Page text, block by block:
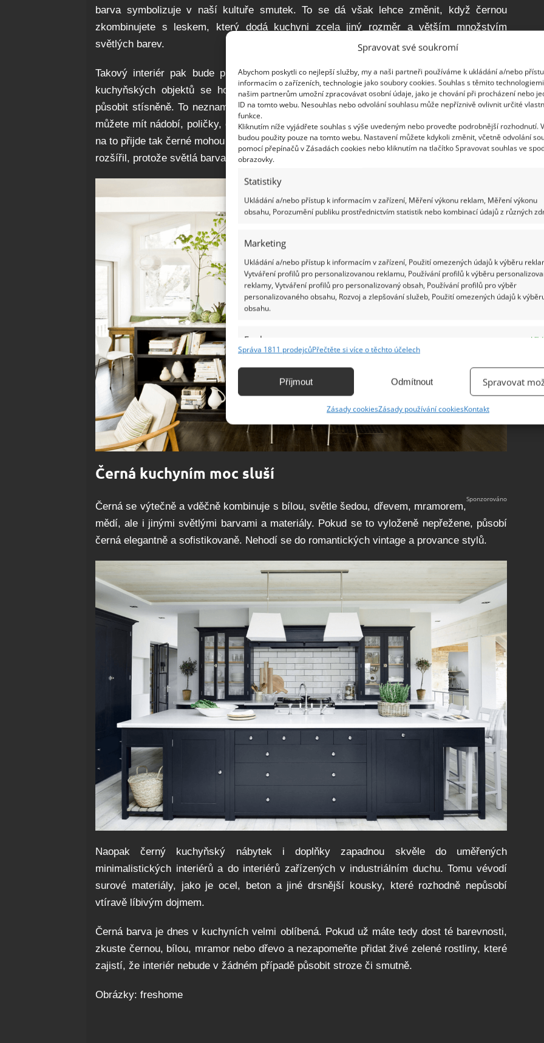
Spravovat své soukromí
Abychom poskytli co nejlepší služby, my a naši partneři používáme k ukládání a/nebo
informacím o zařízeních, technologie jako soubory cookies. Souhlas s těmito
našim partnerům umožní zpracovávat osobní údaje, jako je chování při procházení nebo
ID na tomto webu. Nesouhlas nebo odvolání souhlasu může nepříznivě ovlivnit určité
funkce.
Kliknutím níže vyjádřete souhlas s výše uvedeným nebo proveďte podrobnější rozhodnutí.
budou použity pouze na tomto webu. Nastavení můžete kdykoli změnit, včetně odvolání
pomocí přepínačů v Zásadách cookies nebo kliknutím na tlačítko Spravovat souhlas ve
obrazovky.
Statistiky
Ukládání a/nebo přístup k informacím v zařízení, Měření výkonu reklam, Měření výkonu
obsahu, Porozumění publiku prostřednictvím statistik nebo kombinací údajů z různých
Marketing
Ukládání a/nebo přístup k informacím v zařízení, Použití omezených údajů k výběru
Vytváření profilů pro personalizovanou reklamu, Používání profilů k výběru
reklamy, Vytváření profilů pro personalizovaný obsah, Používání profilů pro výběr
personalizovaného obsahu, Rozvoj a zlepšování služeb, Použití omezených údajů k
obsahu.
Funkce
Identifikace zařízení na základě automaticky přenášených informací.
základě aktivně vyžádaných informací.
Zajištění bezpečnosti, předcházení a zjišťování podvodů a
Ukládání a sdělování voleb ochrany osobních údajů.
Správa 1811 prodejcůPřečtěte si více o těchto účelech
Příjmout Odmítnout Spravovat
Zásady cookiesZásady používání cookiesKontakt
barva symbolizuje v naší kultuře smutek. To se dá však lehce změnit, když černou
zkombinujete s leskem, který dodá kuchyni zcela jiný rozměr a větším množstvím
světlých barev.
Takový interiér pak bude působit noblesně a elegantně, nikoliv smutně. Více černých
kuchyňských objektů se hodí spíš do prostorné kuchyně. V malé kuchyni by mohly
působit stísněně. To neznamená, že v malé kuchyni nemůžete mít černou barvu – černé
můžete mít nádobí, poličky, drobné spotřebiče (kávovar, toustovač, varnou konvici). Když
na to přijde tak černé mohou být i spodní kuchyňské skřínky a horní světlé, aby se prostor
rozšířil, protože světlá barva zvětšuje.
Černá kuchyním moc sluší
Černá se výtečně a vděčně kombinuje s bílou, světle šedou, dřevem, mramorem,
mědí, ale i jinými světlými barvami a materiály. Pokud se to vyloženě nepřežene, působí
černá elegantně a sofistikovaně. Nehodí se do romantických vintage a provance stylů.
Naopak černý kuchyňský nábytek i doplňky zapadnou skvěle do uměřených
minimalistických interiérů a do interiérů zařízených v industriálním duchu. Tomu vévodí
surové materiály, jako je ocel, beton a jiné drsnější kousky, které rozhodně nepůsobí
vtíravě líbivým dojmem.
Černá barva je dnes v kuchyních velmi oblíbená. Pokud už máte tedy dost té barevnosti,
zkuste černou, bílou, mramor nebo dřevo a nezapomeňte přidat živé zelené rostliny, které
zajistí, že interiér nebude v žádném případě působit stroze či smutně.
Obrázky: freshome